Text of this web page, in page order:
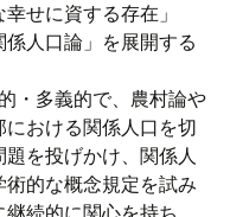
せに資する存在」
係人口論」を展開する
・多義的で、農村論や
おける関係人口を切
を投げかけ、関係人
的な概念規定を試み